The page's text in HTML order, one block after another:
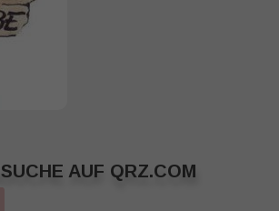
AUF QRZ.COM